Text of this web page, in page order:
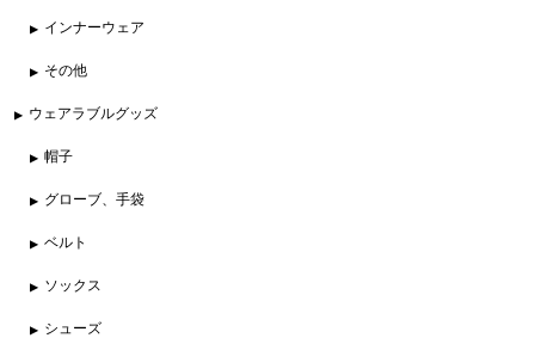
インナーウェア
その他
ウェアラブルグッズ
帽子
グローブ、手袋
ベルト
ソックス
シューズ